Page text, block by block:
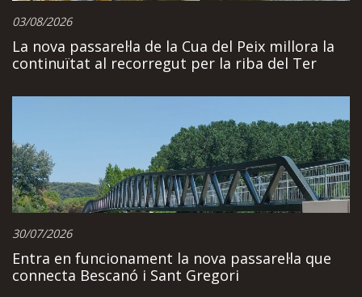
03/08/2026
La nova passarel·la de la Cua del Peix millora la
continuïtat al recorregut per la riba del Ter
30/07/2026
Entra en funcionament la nova passarel·la que
connecta Bescanó i Sant Gregori